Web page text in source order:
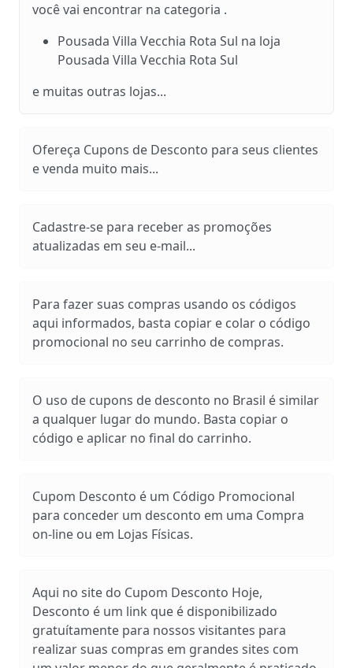
você vai encontrar na categoria .
Pousada Villa Vecchia Rota Sul na loja
Pousada Villa Vecchia Rota Sul
e muitas outras lojas...
Ofereça Cupons de Desconto para seus clientes
e venda muito mais...
Cadastre-se para receber as promoções
atualizadas em seu e-mail...
Para fazer suas compras usando os códigos
aqui informados, basta copiar e colar o código
promocional no seu carrinho de compras.
O uso de cupons de desconto no Brasil é similar
a qualquer lugar do mundo. Basta copiar o
código e aplicar no final do carrinho.
Cupom Desconto é um Código Promocional
para conceder um desconto em uma Compra
on-line ou em Lojas Físicas.
Aqui no site do Cupom Desconto Hoje,
Desconto é um link que é disponibilizado
gratuítamente para nossos visitantes para
realizar suas compras em grandes sites com